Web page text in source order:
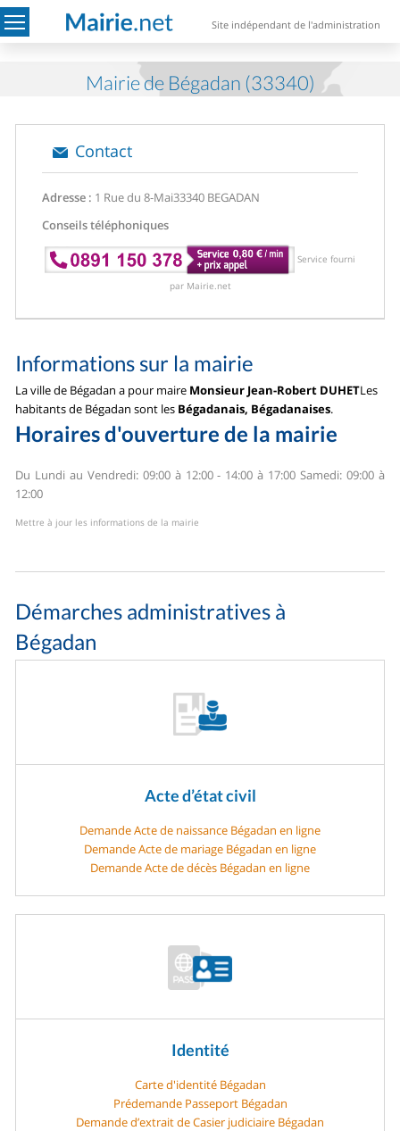
Site indépendant de l'administration
Mairie de Bégadan (33340)
Contact
Adresse : 1 Rue du 8-Mai33340 BEGADAN
Conseils téléphoniques
Service fourni
par Mairie.net
Informations sur la mairie
La ville de Bégadan a pour maire Monsieur Jean-Robert DUHETLes
habitants de Bégadan sont les Bégadanais, Bégadanaises.
Horaires d'ouverture de la mairie
Du Lundi au Vendredi: 09:00 à 12:00 - 14:00 à 17:00 Samedi: 09:00 à
12:00
Mettre à jour les informations de la mairie
Démarches administratives à
Bégadan
Acte d’état civil
Demande Acte de naissance Bégadan en ligne
Demande Acte de mariage Bégadan en ligne
Demande Acte de décès Bégadan en ligne
Identité
Carte d'identité Bégadan
Prédemande Passeport Bégadan
Demande d’extrait de Casier judiciaire Bégadan